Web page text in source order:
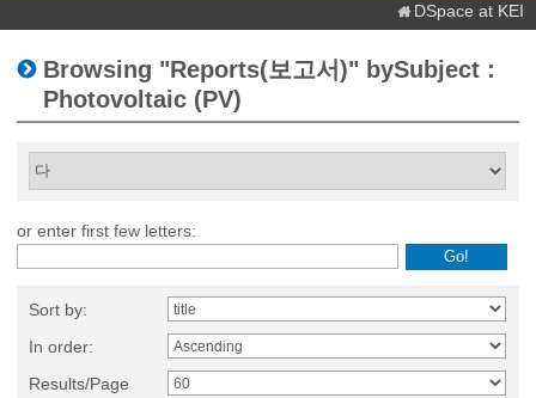
DSpace at KEI
Browsing "Reports(보고서)" bySubject :
Photovoltaic (PV)
or enter first few letters:
Sort by:
In order:
Results/Page